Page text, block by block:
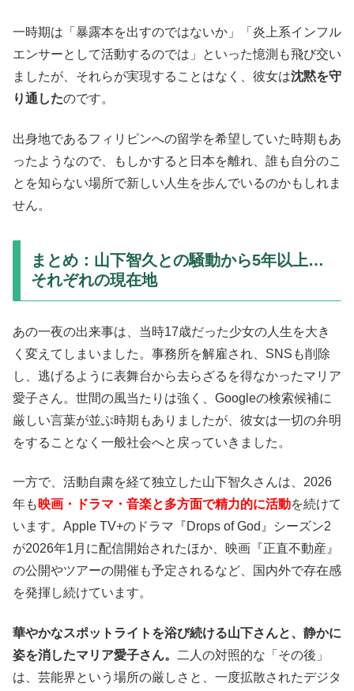
一時期は「暴露本を出すのではないか」「炎上系インフル
エンサーとして活動するのでは」といった憶測も飛び交い
ましたが、それらが実現することはなく、彼女は沈黙を守
り通したのです。
出身地であるフィリピンへの留学を希望していた時期もあ
ったようなので、もしかすると日本を離れ、誰も自分のこ
とを知らない場所で新しい人生を歩んでいるのかもしれま
せん。
まとめ：山下智久との騒動から5年以上…
それぞれの現在地
あの一夜の出来事は、当時17歳だった少女の人生を大き
く変えてしまいました。事務所を解雇され、SNSも削除
し、逃げるように表舞台から去らざるを得なかったマリア
愛子さん。世間の風当たりは強く、Googleの検索候補に
厳しい言葉が並ぶ時期もありましたが、彼女は一切の弁明
をすることなく一般社会へと戻っていきました。
一方で、活動自粛を経て独立した山下智久さんは、2026
年も映画・ドラマ・音楽と多方面で精力的に活動を続けて
います。Apple TV+のドラマ『Drops of God』シーズン2
が2026年1月に配信開始されたほか、映画『正直不動産』
の公開やツアーの開催も予定されるなど、国内外で存在感
を発揮し続けています。
華やかなスポットライトを浴び続ける山下さんと、静かに
姿を消したマリア愛子さん。
二人の対照的な「その後」
は、芸能界という場所の厳しさと、一度拡散されたデジタ